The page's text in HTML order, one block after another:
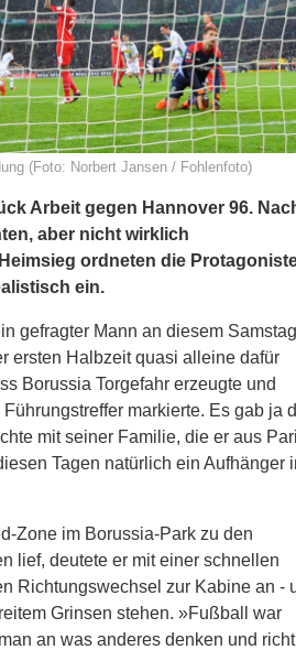
(Foto: Norbert Jansen / Fohlenfoto)
Arbeit gegen Hannover 96.
aber nicht wirklich
ordneten die
ein.
gefragter Mann an diesem
ersten Halbzeit quasi alleine dafür
Borussia Torgefahr erzeugte und
markierte. Es gab ja
mit seiner Familie, die er aus
Tagen natürlich ein Aufhänger
Zone im Borussia-Park zu den
lief, deutete er mit einer schnellen
Richtungswechsel zur Kabine an -
Grinsen stehen. »Fußball war
an was anderes denken und